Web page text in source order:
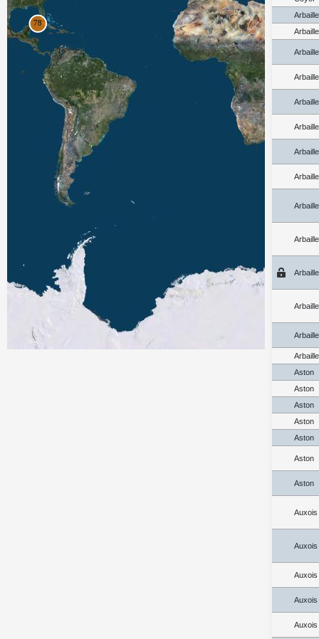
Aston
Aston
Aston
Aston
Aston
Aston
Aston
Auxois
Auxois
Auxois
Auxois
Auxois